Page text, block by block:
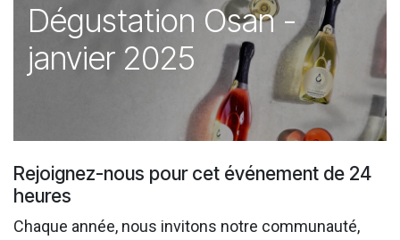
Dégustation Osan -
janvier 2025
Rejoignez-nous pour cet événement de 24
heures
Chaque année, nous invitons notre communauté,